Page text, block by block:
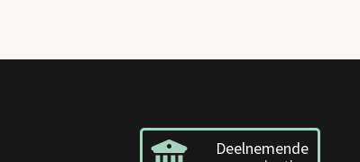
Deelnemende